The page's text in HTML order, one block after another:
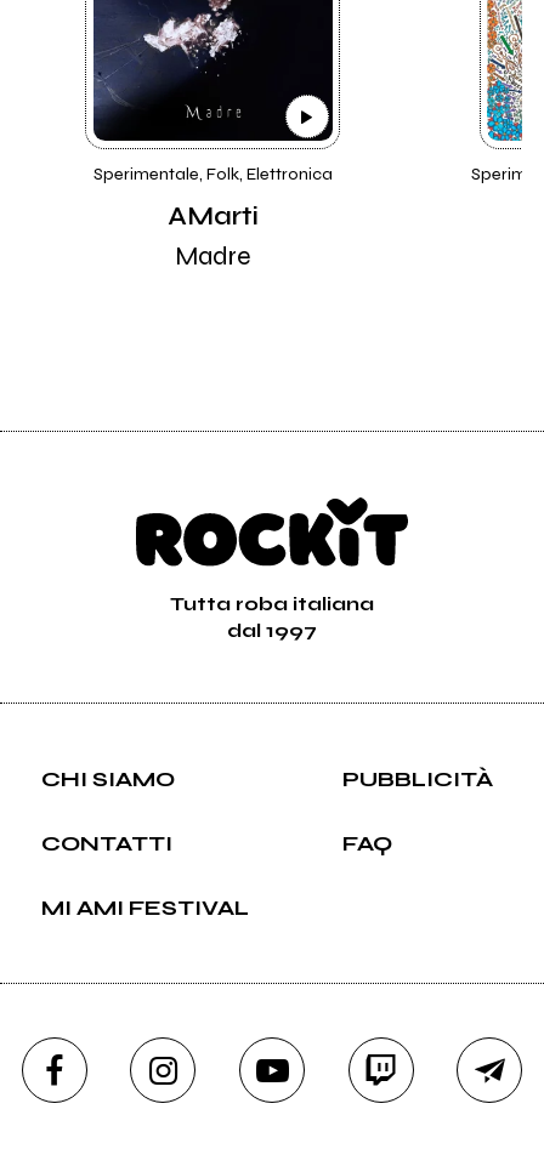
Sperimentale, Folk, Elettronica
AMarti
Madre
Tutta roba italiana
dal 1997
CHI SIAMO PUBBLICITÀ
CONTATTI FAQ
MI AMI FESTIVAL